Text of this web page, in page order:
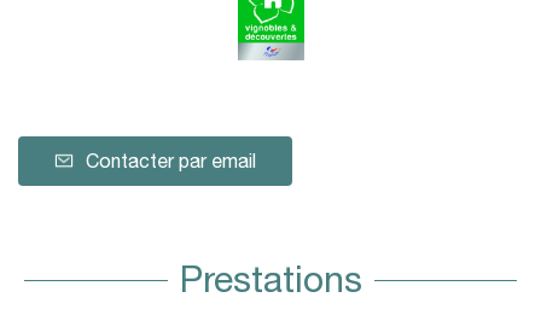
Contacter par email
Prestations